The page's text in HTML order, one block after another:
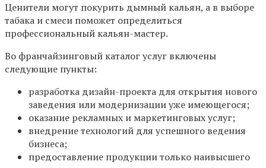
Ценители могут покурить дымный кальян, а в выборе
табака и смеси поможет определиться
профессиональный кальян-мастер.
Во франчайзинговый каталог услуг включены
следующие пункты:
разработка дизайн-проекта для открытия нового
заведения или модернизации уже имеющегося;
оказание рекламных и маркетинговых услуг;
внедрение технологий для успешного ведения
бизнеса;
предоставление продукции только наивысшего